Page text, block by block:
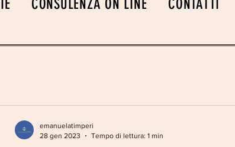
CONSULENZA ON LINE CONTATTI
emanuelatimperi
28 gen 2023
Tempo di lettura: 1 min